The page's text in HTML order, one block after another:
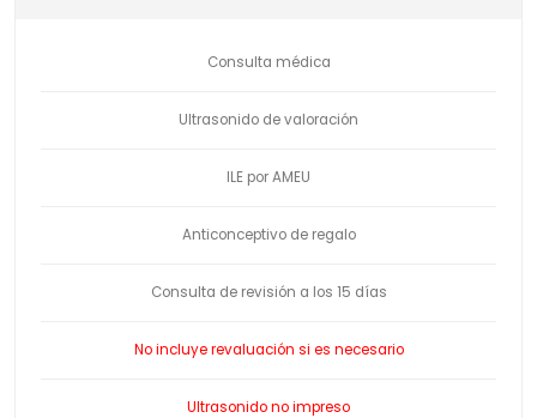
Consulta médica
Ultrasonido de valoración
ILE por AMEU
Anticonceptivo de regalo
Consulta de revisión a los 15 días
No incluye revaluación si es necesario
Ultrasonido no impreso